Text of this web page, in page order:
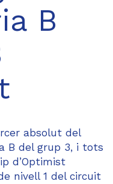
B
absolut del
B del grup 3, i tots
d’Optimist
nivell 1 del circuit